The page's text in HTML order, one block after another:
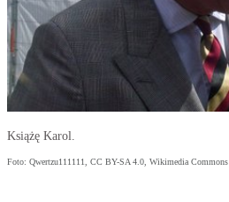
Książę Karol.
Foto: Qwertzu111111, CC BY-SA 4.0, Wikimedia Commons